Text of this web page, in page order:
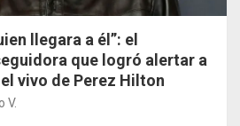
llegara a él”: el
que logró alertar a
vivo de Perez Hilton
V.